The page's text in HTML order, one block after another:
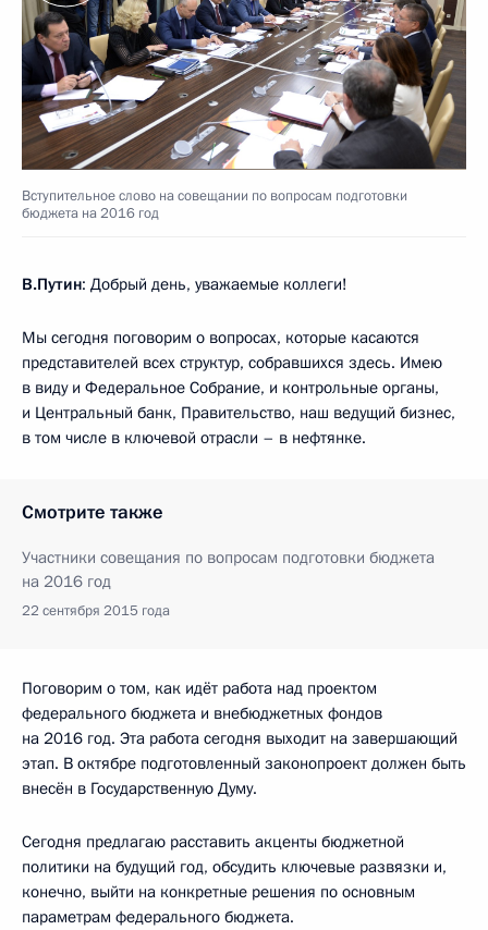
Вступительное слово на совещании по вопросам подготовки
бюджета на 2016 год
В.Путин: Добрый день, уважаемые коллеги!
Мы сегодня поговорим о вопросах, которые касаются
представителей всех структур, собравшихся здесь. Имею
в виду и Федеральное Собрание, и контрольные органы,
и Центральный банк, Правительство, наш ведущий бизнес,
в том числе в ключевой отрасли – в нефтянке.
Смотрите также
Участники совещания по вопросам подготовки бюджета
на 2016 год
22 сентября 2015 года
Поговорим о том, как идёт работа над проектом
федерального бюджета и внебюджетных фондов
на 2016 год. Эта работа сегодня выходит на завершающий
этап. В октябре подготовленный законопроект должен быть
внесён в Государственную Думу.
Сегодня предлагаю расставить акценты бюджетной
политики на будущий год, обсудить ключевые развязки и,
конечно, выйти на конкретные решения по основным
параметрам федерального бюджета.